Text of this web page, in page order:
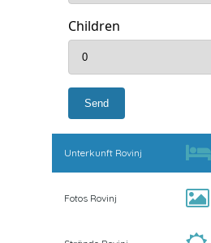
Children
Unterkunft Rovinj
Fotos Rovinj